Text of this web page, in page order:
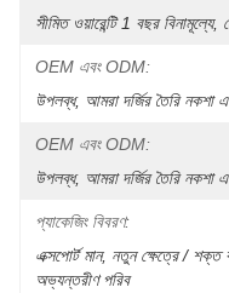
সীমিত ওয়ারেন্টি 1 বছর বিনামূল্যে,
OEM এবং ODM:
উপলব্ধ, আমরা দর্জির তৈরি নকশা
OEM এবং ODM:
উপলব্ধ, আমরা দর্জির তৈরি নকশা
প্যাকেজিং বিবরণ:
এক্সপোর্ট মান, নতুন ক্ষেত্রে / শক্ত
অভ্যন্তরীণ পরিব